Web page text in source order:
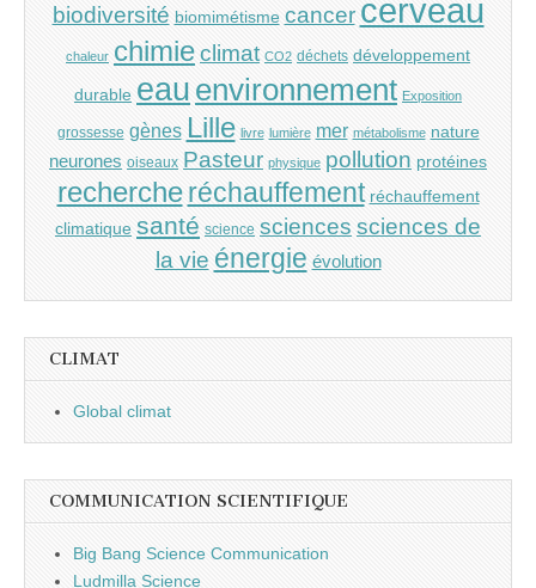
biodiversité biomimétisme cancer cerveau
chaleur chimieclimat CO2 déchets développement
durable eau environnement Exposition
grossesse gènes Lille livre lumière mer métabolisme nature
neurones oiseaux Pasteur physique pollution protéines
recherche réchauffement réchauffement
climatique santé science sciences sciences de
la vie énergie évolution
CLIMAT
Global climat
COMMUNICATION SCIENTIFIQUE
Big Bang Science Communication
Ludmilla Science